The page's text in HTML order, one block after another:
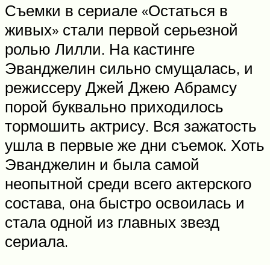
Съемки в сериале «Остаться в
живых» стали первой серьезной
ролью Лилли. На кастинге
Эванджелин сильно смущалась, и
режиссеру Джей Джею Абрамсу
порой буквально приходилось
тормошить актрису. Вся зажатость
ушла в первые же дни съемок. Хоть
Эванджелин и была самой
неопытной среди всего актерского
состава, она быстро освоилась и
стала одной из главных звезд
сериала.